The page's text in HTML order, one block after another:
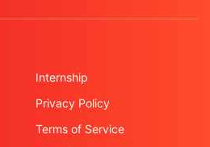
Internship
Privacy Policy
Terms of Service